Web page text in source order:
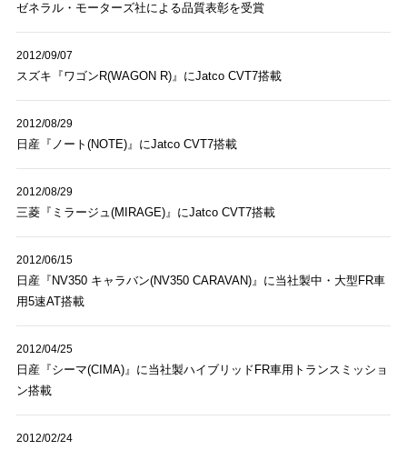
ゼネラル・モーターズ社による品質表彰を受賞
2012/09/07
スズキ『ワゴンR(WAGON R)』にJatco CVT7搭載
2012/08/29
日産『ノート(NOTE)』にJatco CVT7搭載
2012/08/29
三菱『ミラージュ(MIRAGE)』にJatco CVT7搭載
2012/06/15
日産『NV350 キャラバン(NV350 CARAVAN)』に当社製中・大型FR車
用5速AT搭載
2012/04/25
日産『シーマ(CIMA)』に当社製ハイブリッドFR車用トランスミッショ
ン搭載
2012/02/24